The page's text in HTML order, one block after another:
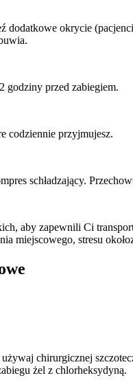
dodatkowe okrycie
godziny przed zabiegiem.
codziennie przyjmujesz.
schładzający.
aby zapewnili Ci
miejscowego, stresu
chirurgicznej
żel z chlorheksydyną.